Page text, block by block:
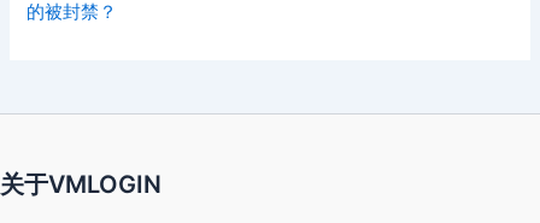
的被封禁？
关于VMLOGIN